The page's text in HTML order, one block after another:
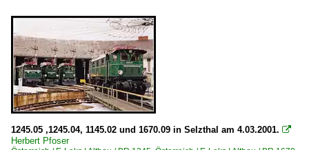
1245.05 ,1245.04, 1145.02 und 1670.09 in Selzthal am 4.03.2001. 
Herbert Pfoser